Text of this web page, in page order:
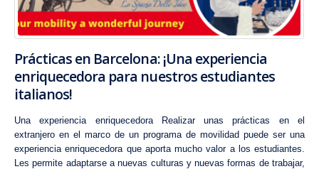
Prácticas en Barcelona: ¡Una experiencia
enriquecedora para nuestros estudiantes
italianos!
Una experiencia enriquecedora Realizar unas prácticas en el
extranjero en el marco de un programa de movilidad puede ser una
experiencia enriquecedora que aporta mucho valor a los estudiantes.
Les permite adaptarse a nuevas culturas y nuevas formas de trabajar,